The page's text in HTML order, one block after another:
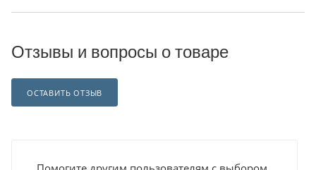
Отзывы и вопросы о товаре
ОСТАВИТЬ ОТЗЫВ